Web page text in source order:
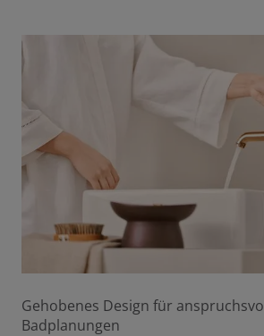
Gehobenes Design für
Badplanungen